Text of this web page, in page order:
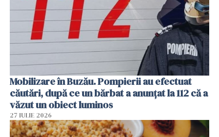
Mobilizare în Buzău. Pompierii au efectuat
căutări, după ce un bărbat a anunțat la 112 că a
văzut un obiect luminos
27 IULIE 2026